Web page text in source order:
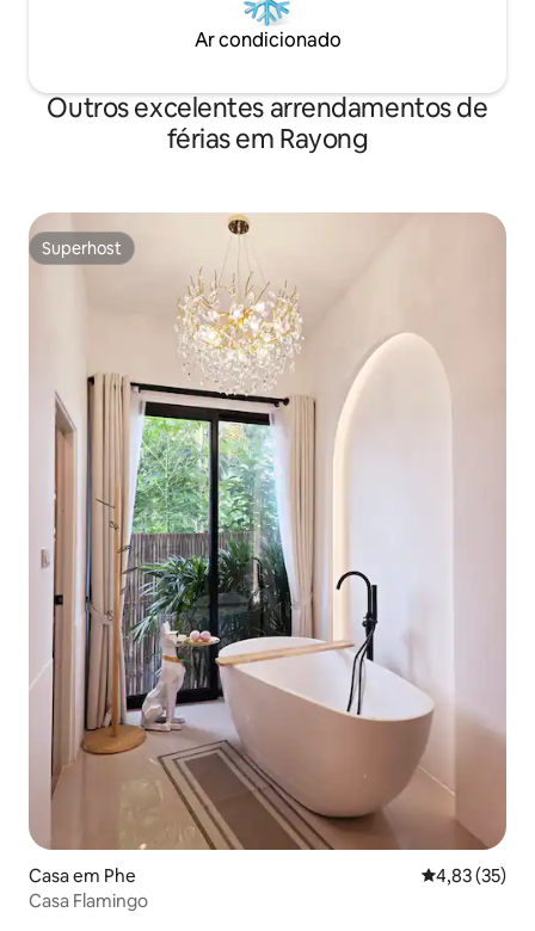
Ar condicionado
Outros excelentes arrendamentos de
férias em Rayong
Superhost
Superhost
Casa em Phe Classificação
4,83 (35)
Casa Flamingo